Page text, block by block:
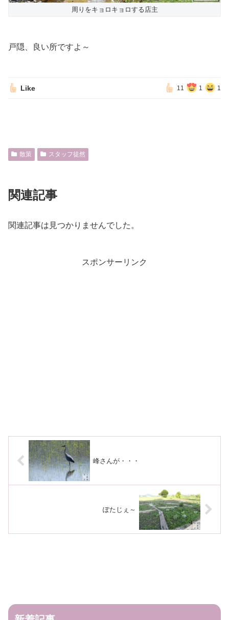
周りをキョロキョロする店主
戸隠、良い所ですよ～
Like 11 1 1
散策 スタッフ徒然
関連記事
関連記事は見つかりませんでした。
スポンサーリンク
峰さんが・・・
ぽたじぇ～